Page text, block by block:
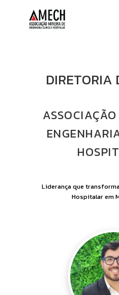
DIRETORIA
Liderança que
Hospitalar em